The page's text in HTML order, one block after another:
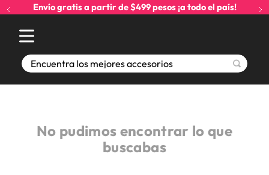
Envío gratis a partir de $499 pesos ¡a todo el país!
Encuentra los mejores accesorios
No pudimos encontrar lo que
buscabas